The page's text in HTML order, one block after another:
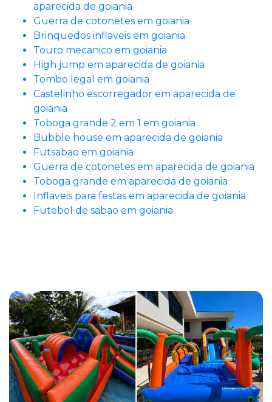
aparecida de goiania
Guerra de cotonetes em goiania
Brinquedos inflaveis em goiania
Touro mecanico em goiania
High jump em aparecida de goiania
Tombo legal em goiania
Castelinho escorregador em aparecida de
goiania
Toboga grande 2 em 1 em goiania
Bubble house em aparecida de goiania
Futsabao em goiania
Guerra de cotonetes em aparecida de goiania
Toboga grande em aparecida de goiania
Inflaveis para festas em aparecida de goiania
Futebol de sabao em goiania